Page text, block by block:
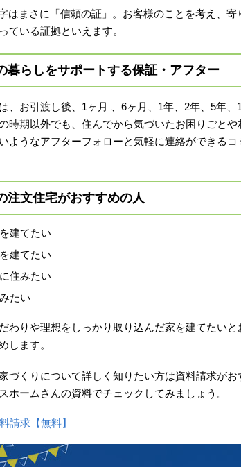
はまさに「信頼の証」。お客様のことを考え、寄
ている証拠といえます。
暮らしをサポートする保証・アフター
、お引渡し後、1ヶ月 、6ヶ月、1年、2年、5年
時期以外でも、住んでから気づいたお困りごとや
ようなアフターフォローと気軽に連絡ができる
注文住宅がおすすめの人
建てたい
建てたい
住みたい
たい
わりや理想をしっかり取り込んだ家を建てたいと
します。
づくりについて詳しく知りたい方は資料請求が
ホームさんの資料でチェックしてみましょう。
請求【無料】